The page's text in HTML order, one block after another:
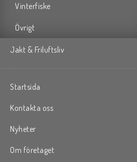
Vinterfiske
Övrigt
Jakt & Friluftsliv
Startsida
Kontakta oss
Nyheter
Om företaget